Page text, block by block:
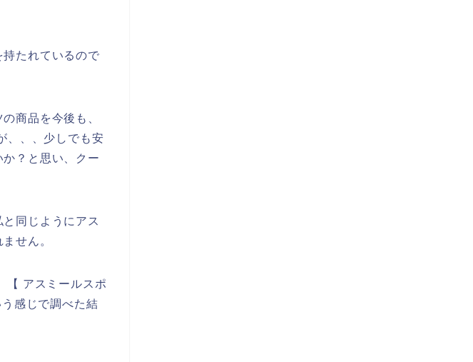
たれているので
商品を今後も、
、、、少しでも安
？と思い、クー
同じようにアス
せん。
【 アスミールスポ
感じで調べた結